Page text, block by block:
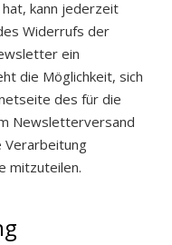
kann jederzeit
Widerrufs der
ein
die Möglichkeit, sich
des für die
Newsletterversand
Verarbeitung
mitzuteilen.